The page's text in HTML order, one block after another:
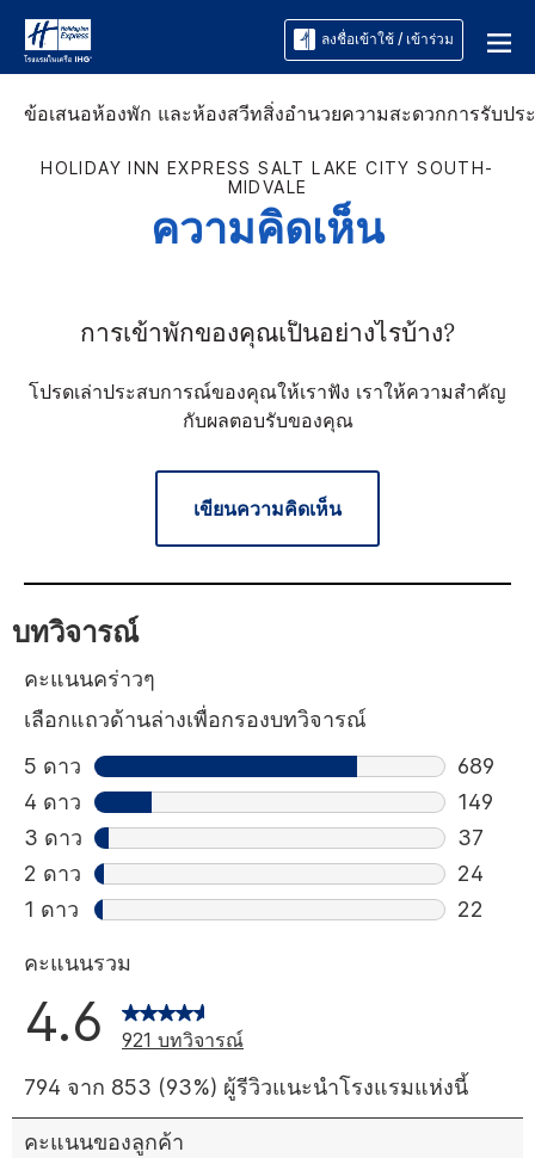
ลงชื่อเข้าใช้ / เข้าร่วม
ข้อเสนอห้องพัก และห้องสวีทสิ่งอำนวยความสะดวกการรับปร
HOLIDAY INN EXPRESS SALT LAKE CITY SOUTH-
MIDVALE
ความคิดเห็น
การเข้าพักของคุณเป็นอย่างไรบ้าง?
โปรดเล่าประสบการณ์ของคุณให้เราฟัง เราให้ความสำคัญ
กับผลตอบรับของคุณ
เขียนความคิดเห็น